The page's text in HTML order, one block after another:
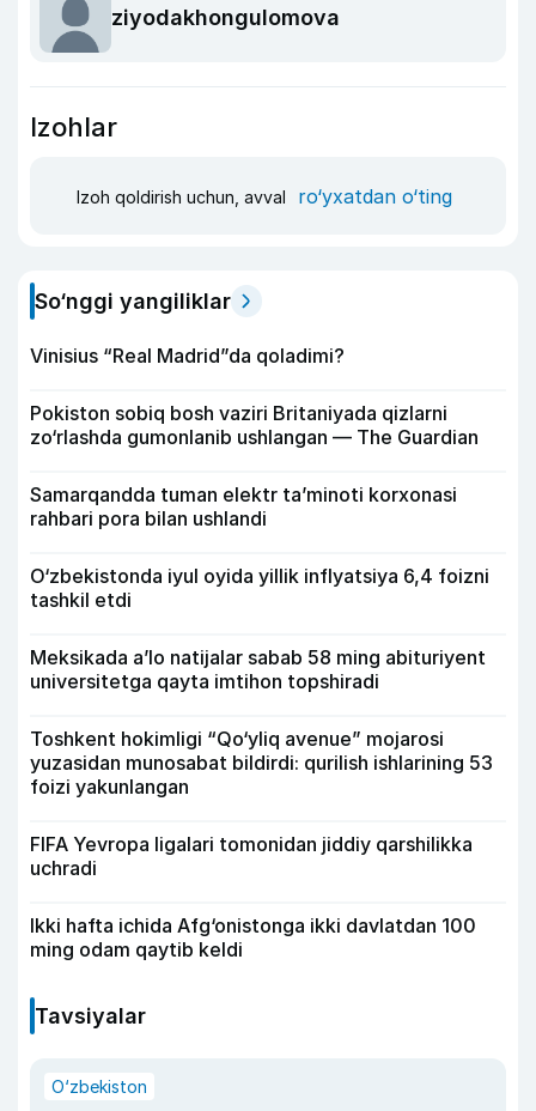
ziyodakhongulomova
Izohlar
Izoh qoldirish uchun, avval ro‘yxatdan o‘ting
So‘nggi yangiliklar
Vinisius “Real Madrid”da qoladimi?
Pokiston sobiq bosh vaziri Britaniyada qizlarni
zo‘rlashda gumonlanib ushlangan — The Guardian
Samarqandda tuman elektr ta’minoti korxonasi
rahbari pora bilan ushlandi
O‘zbekistonda iyul oyida yillik inflyatsiya 6,4 foizni
tashkil etdi
Meksikada a’lo natijalar sabab 58 ming abituriyent
universitetga qayta imtihon topshiradi
Toshkent hokimligi “Qo‘yliq avenue” mojarosi
yuzasidan munosabat bildirdi: qurilish ishlarining 53
foizi yakunlangan
FIFA Yevropa ligalari tomonidan jiddiy qarshilikka
uchradi
Ikki hafta ichida Afg‘onistonga ikki davlatdan 100
ming odam qaytib keldi
Tavsiyalar
O‘zbekiston